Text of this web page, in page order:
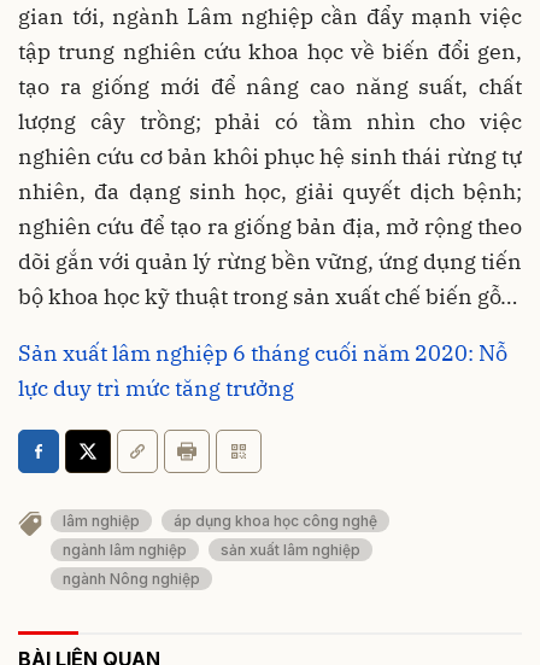
gian tới, ngành Lâm nghiệp cần đẩy mạnh việc
tập trung nghiên cứu khoa học về biến đổi gen,
tạo ra giống mới để nâng cao năng suất, chất
lượng cây trồng; phải có tầm nhìn cho việc
nghiên cứu cơ bản khôi phục hệ sinh thái rừng tự
nhiên, đa dạng sinh học, giải quyết dịch bệnh;
nghiên cứu để tạo ra giống bản địa, mở rộng theo
dõi gắn với quản lý rừng bền vững, ứng dụng tiến
bộ khoa học kỹ thuật trong sản xuất chế biến gỗ…
Sản xuất lâm nghiệp 6 tháng cuối năm 2020: Nỗ
lực duy trì mức tăng trưởng
lâm nghiệp
áp dụng khoa học công nghệ
ngành lâm nghiệp
sản xuất lâm nghiệp
ngành Nông nghiệp
BÀI LIÊN QUAN